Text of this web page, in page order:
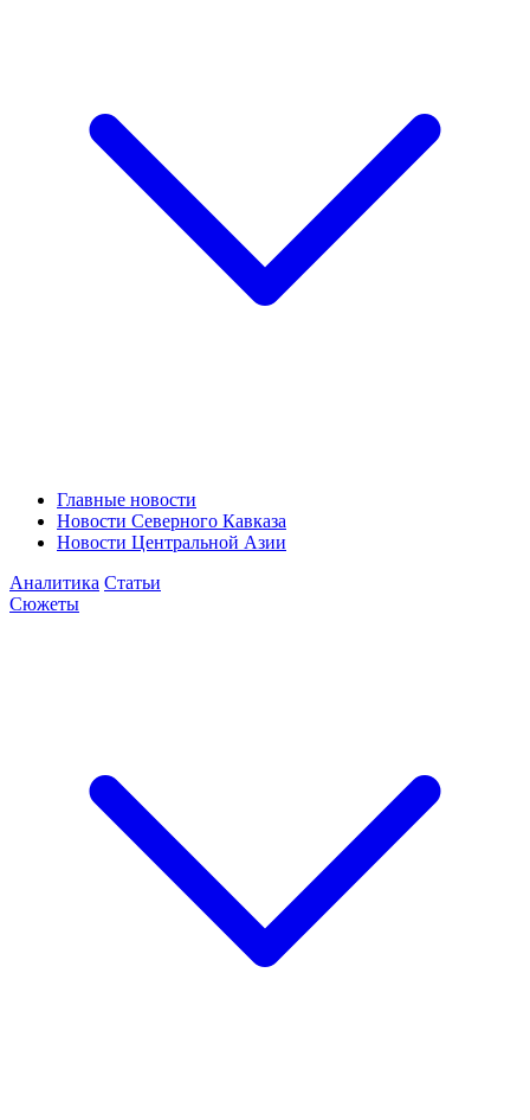
Главные новости
Новости Северного Кавказа
Новости Центральной Азии
Аналитика Статьи
Сюжеты